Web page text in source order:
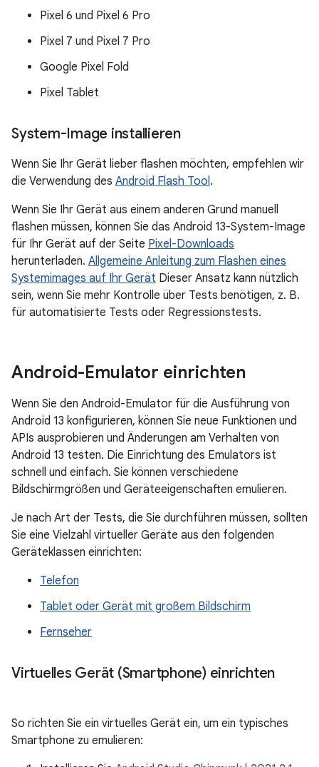
Pixel 6 und Pixel 6 Pro
Pixel 7 und Pixel 7 Pro
Google Pixel Fold
Pixel Tablet
System-Image installieren
Wenn Sie Ihr Gerät lieber flashen möchten, empfehlen wir
die Verwendung des Android Flash Tool.
Wenn Sie Ihr Gerät aus einem anderen Grund manuell
flashen müssen, können Sie das Android 13-System-Image
für Ihr Gerät auf der Seite Pixel-Downloads
herunterladen. Allgemeine Anleitung zum Flashen eines
Systemimages auf Ihr Gerät Dieser Ansatz kann nützlich
sein, wenn Sie mehr Kontrolle über Tests benötigen, z. B.
für automatisierte Tests oder Regressionstests.
Android-Emulator einrichten
Wenn Sie den Android-Emulator für die Ausführung von
Android 13 konfigurieren, können Sie neue Funktionen und
APIs ausprobieren und Änderungen am Verhalten von
Android 13 testen. Die Einrichtung des Emulators ist
schnell und einfach. Sie können verschiedene
Bildschirmgrößen und Geräteeigenschaften emulieren.
Je nach Art der Tests, die Sie durchführen müssen, sollten
Sie eine Vielzahl virtueller Geräte aus den folgenden
Geräteklassen einrichten:
Telefon
Tablet oder Gerät mit großem Bildschirm
Fernseher
Virtuelles Gerät (Smartphone) einrichten
So richten Sie ein virtuelles Gerät ein, um ein typisches
Smartphone zu emulieren: